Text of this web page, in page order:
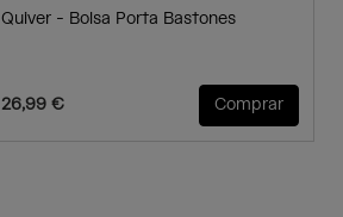
Quiver - Bolsa Porta Bastones
26,99 € Comprar